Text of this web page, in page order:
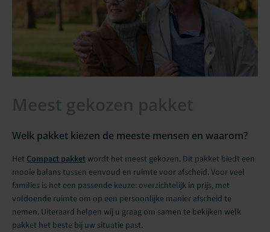
Meest gekozen pakket
Welk pakket kiezen de meeste mensen en waarom?
Het Compact pakketwordt het meest gekozen. Dit pakket biedt een
mooie balans tussen eenvoud en ruimte voor afscheid. Voor veel
families is het een passende keuze: overzichtelijk in prijs, met
voldoende ruimte om op een persoonlijke manier afscheid te
nemen. Uiteraard helpen wij u graag om samen te bekijken welk
pakket het beste bij uw situatie past.